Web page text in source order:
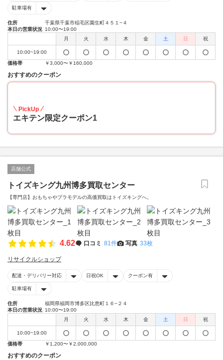
駐車場有
住所
千葉県千葉市稲毛区園生町４５１−４
本日の営業状況 10:00〜19:00
月
火 水 木 金 土 日 祝
10:00~19:00
価格帯
￥3,000〜￥160,000
おすすめのクーポン
PickUp
エキテン限定クーポン1
店舗公式
トイズキング九州博多買取センター
【専門店】おもちゃやプラモデルの高価買取はトイズキングへ。‎
4.62 口コミ 81件 写真 33枚
リサイクルショップ
配達・デリバリー対応 日祝OK クーポン有
駐車場有
住所
福岡県福岡市博多区比恵町１６−２４
本日の営業状況 10:00〜19:00
月
火 水 木 金 土 日 祝
10:00~19:00
価格帯
￥1,200〜￥2,000,000
おすすめのクーポン